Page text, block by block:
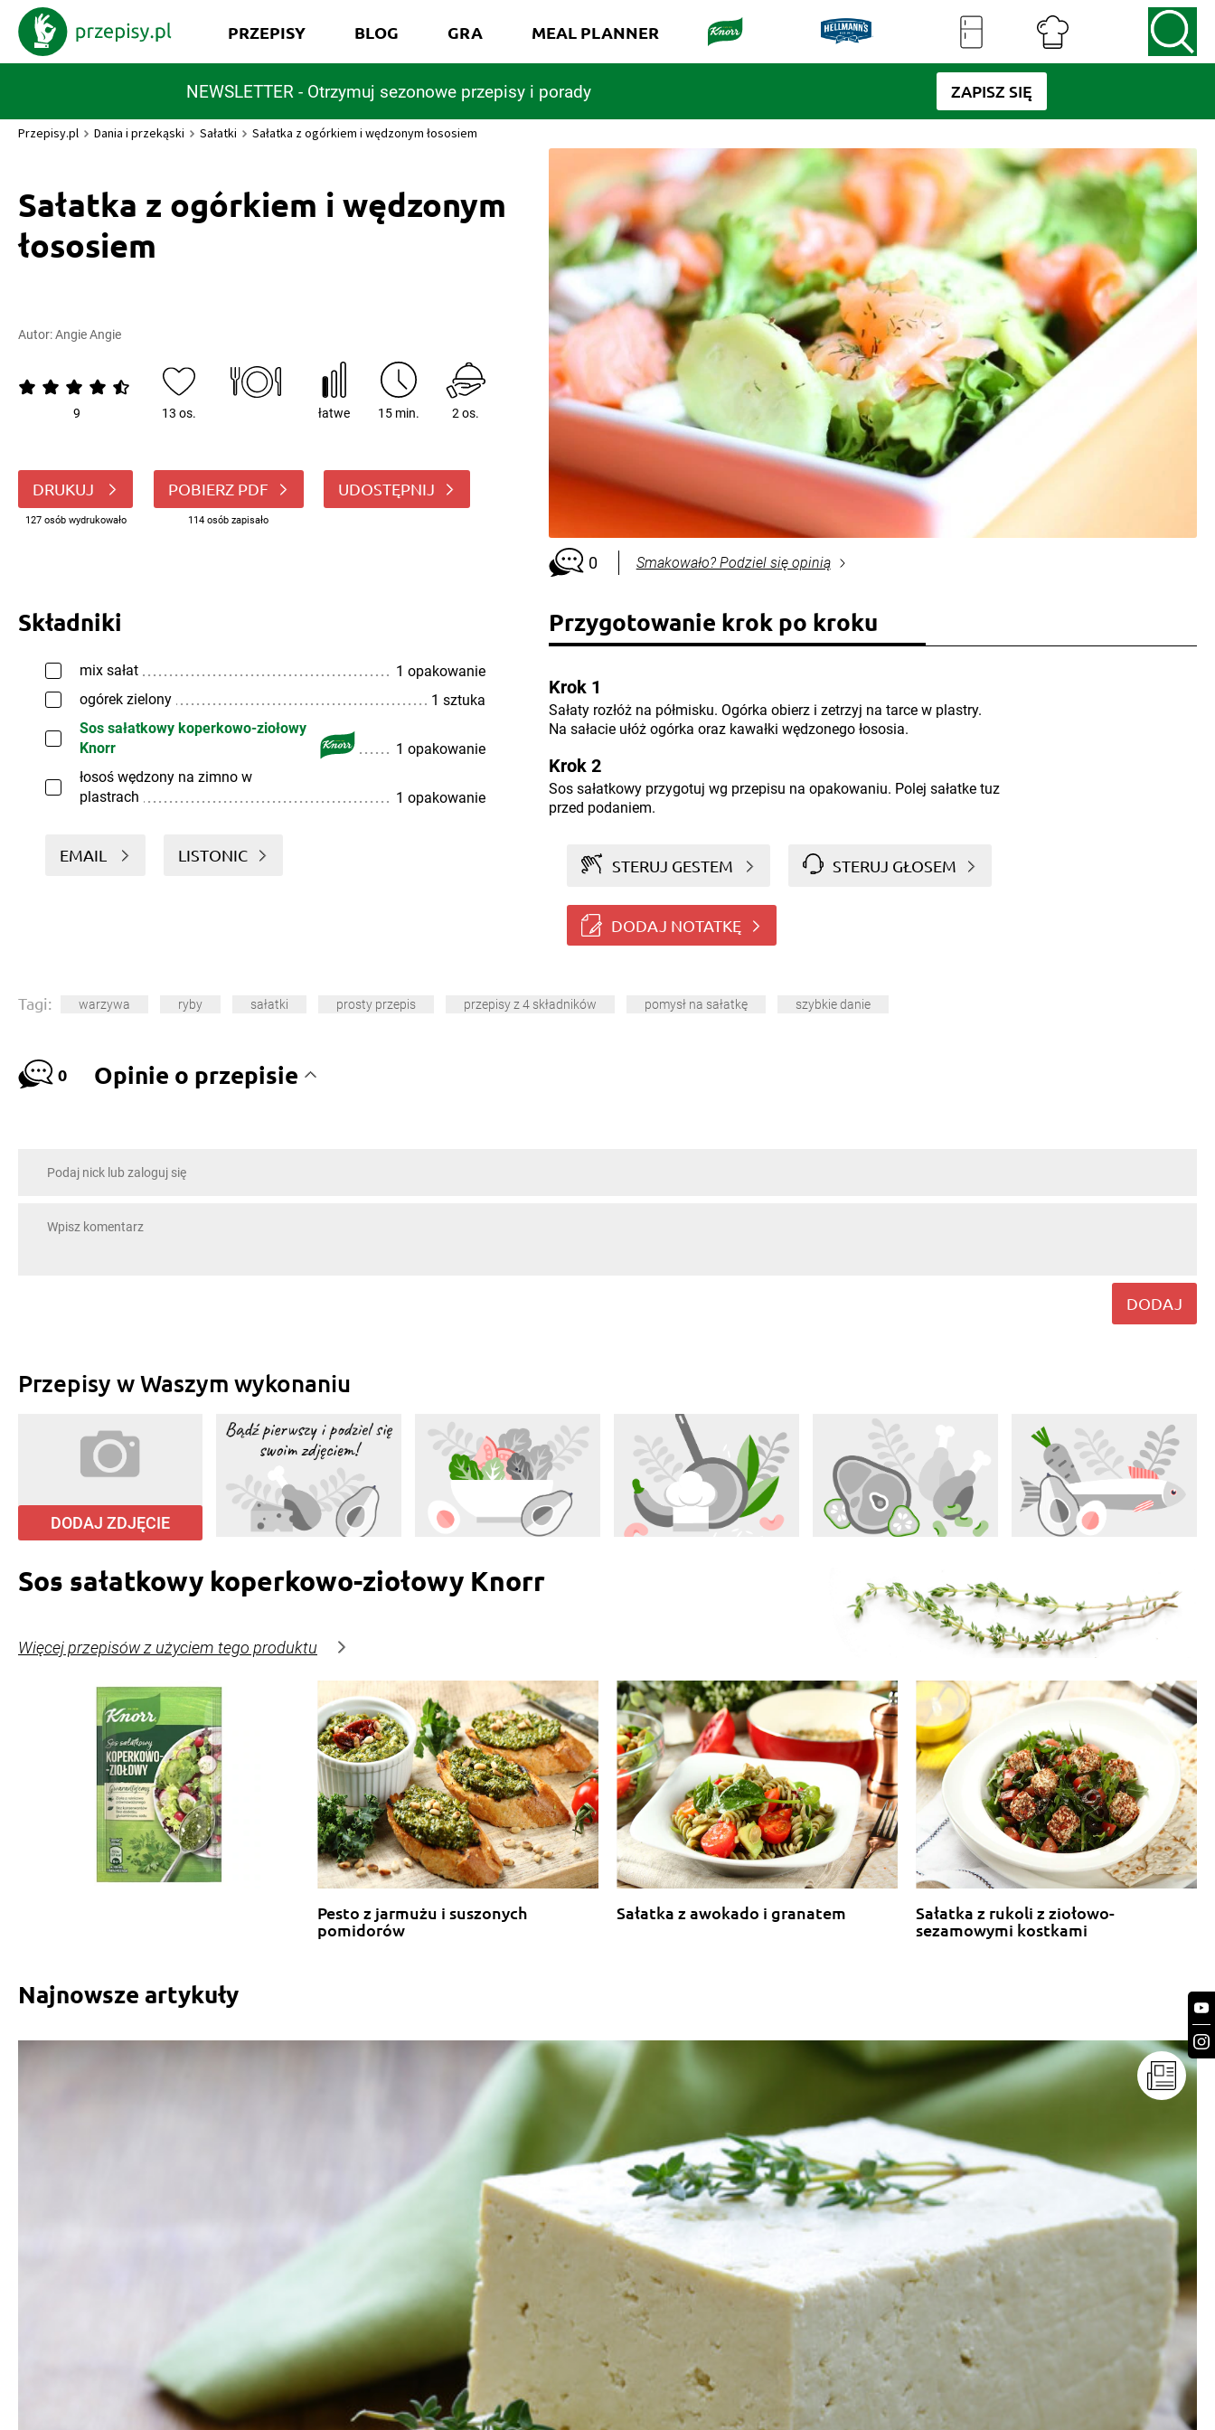
NEWSLETTER - Otrzymuj sezonowe przepisy i porady ZAPISZ SIĘ
PRZEPISY BLOG GRA MEAL PLANNER
Przepisy.pl Dania i przekąski Sałatki Sałatka z ogórkiem i wędzonym łososiem
Sałatka z ogórkiem i wędzonym
łososiem
Autor:Angie Angie
9 13 os. łatwe 15 min. 2 os.
DRUKUJ
127 osób wydrukowało
POBIERZ PDF
114 osób zapisało
UDOSTĘPNIJ
0 Smakowało? Podziel się opinią
Składniki
mix sałat
1 opakowanie
ogórek zielony
1 sztuka
Sos sałatkowy koperkowo-ziołowy
Knorr
1 opakowanie
łosoś wędzony na zimno w
plastrach
1 opakowanie
EMAIL LISTONIC
Przygotowanie krok po kroku
Krok 1
Sałaty rozłóż na półmisku. Ogórka obierz i zetrzyj na tarce w plastry.
Na sałacie ułóż ogórka oraz kawałki wędzonego łososia.
Krok 2
Sos sałatkowy przygotuj wg przepisu na opakowaniu. Polej sałatke tuz
przed podaniem.
STERUJ GESTEM STERUJ GŁOSEM
DODAJ NOTATKĘ
Tagi: warzywa ryby sałatki prosty przepis przepisy z 4 składników pomysł na sałatkę szybkie danie
0 Opinie o przepisie
DODAJ
Przepisy w Waszym wykonaniu
DODAJ ZDJĘCIE
Sos sałatkowy koperkowo-ziołowy Knorr
Więcej przepisów z użyciem tego produktu
Pesto z jarmużu i suszonych
pomidorów
Sałatka z awokado i granatem
Sałatka z rukoli z ziołowo-
sezamowymi kostkami
Najnowsze artykuły